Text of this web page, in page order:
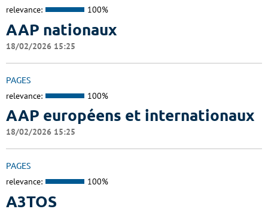
relevance: 100%
AAP nationaux
18/02/2026 15:25
PAGES
relevance: 100%
AAP européens et internationaux
18/02/2026 15:25
PAGES
relevance: 100%
A3TOS